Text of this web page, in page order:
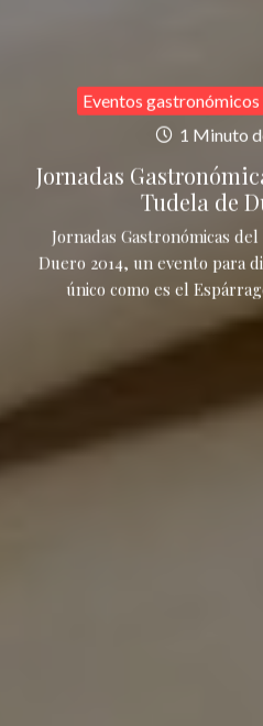
Eventos gastronómicos
1 Minuto
Jornadas
Tudela de
Jornadas Gastronómicas
Duero 2014, un evento para
único como es el